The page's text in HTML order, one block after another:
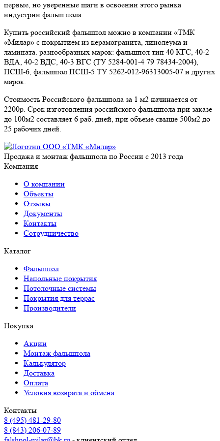
первые, но уверенные шаги в освоении этого рынка
индустрии фальш пола.
Купить российский фальшпол можно в компании «ТМК
«Милар» с покрытием из керамогранита, линолеума и
ламината. разнообразных марок: фальшпол тип 40 КГС, 40-2
ВДА, 40-2 ВДС, 40-3 ВГС (ТУ 5284-001-4 79 78434-2004),
ПСШ-6, фальшпол ПСШ-5 ТУ 5262-012-96313005-07 и других
марок.
Стоимость Российского фальшпола за 1 м2 начинается от
2200р. Срок изготовления российского фальшпола при заказе
до 100м2 составляет 6 раб. дней, при объеме свыше 500м2 до
25 рабочих дней.
Продажа и монтаж фальшпола по России с 2013 года
Компания
О компании
Объекты
Отзывы
Документы
Контакты
Сотрудничество
Каталог
Фальшпол
Напольные покрытия
Потолочные системы
Покрытия для террас
Производители
Покупка
Акции
Монтаж фальшпола
Калькулятор
Доставка
Оплата
Условия возврата и обмена
Контакты
8 (495) 481-29-80
8 (843) 206-07-89